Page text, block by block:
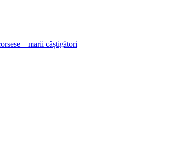
– marii câștigători